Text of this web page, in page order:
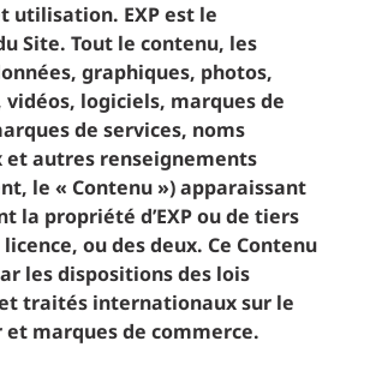
utilisation. EXP est le
Site. Tout le contenu, les
graphiques, photos,
vidéos, logiciels, marques de
de services, noms
et autres renseignements
le « Contenu ») apparaissant
la propriété d’EXP ou de tiers
ou des deux. Ce Contenu
les dispositions des lois
traités internationaux sur le
et marques de commerce.